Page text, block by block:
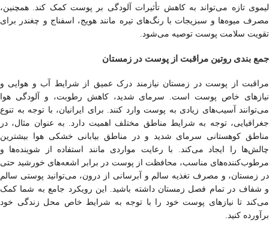
لیموی تازه می‌تواند به کاهش تأثیرات آلودگی بر پوست کمک کند. همچنین،
مصرف میوه‌ها و سبزیجات با رنگ‌های تیره مانند هویج، اسفناج و چغندر برای
تقویت سلامت پوست توصیه می‌شود.
جمع بندی روتین مراقبت از پوست در زمستان
مراقبت از پوست در زمستان نیازمند درک عمیق از شرایط آب و هوایی و
نیازهای خاص پوست است. سرمای شدید، کاهش رطوبت، و آلودگی هوا
می‌توانند آسیب‌های زیادی به پوست وارد کنند. برای ایرانیان، با توجه به تنوع
جغرافیایی، توجه به شرایط مناطق مختلف اهمیت دارد. به عنوان مثال، در
مناطق کوهستانی سرمای شدید و در مناطق بیابانی خشکی هوا بیشترین
چالش‌ها را ایجاد می‌کند. با رعایت مواردی مانند استفاده از شوینده‌ها و
مرطوب‌کننده‌های مناسب، محافظت از پوست در برابر اشعه‌های خورشید حتی
در زمستان، و مصرف تغذیه سالم و آبرسانی از درون، می‌توانید پوستی سالم
و شفاف در تمام فصل زمستان داشته باشید. این رویکرد جامع به شما کمک
می‌کند تا نیازهای پوست خود را با توجه به شرایط خاص محل زندگی خود
برآورده کنید.